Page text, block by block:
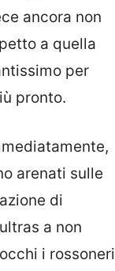
ancora non
a quella
per
pronto.
arenati sulle
di
a non
i rossoneri